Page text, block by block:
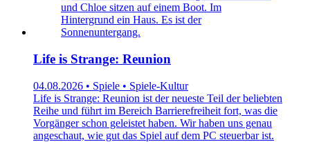
Life is Strange: Reunion
04.08.2026 • Spiele • Spiele-Kultur
Life is Strange: Reunion ist der neueste Teil der beliebten
Reihe und führt im Bereich Barrierefreiheit fort, was die
Vorgänger schon geleistet haben. Wir haben uns genau
angeschaut, wie gut das Spiel auf dem PC steuerbar ist.